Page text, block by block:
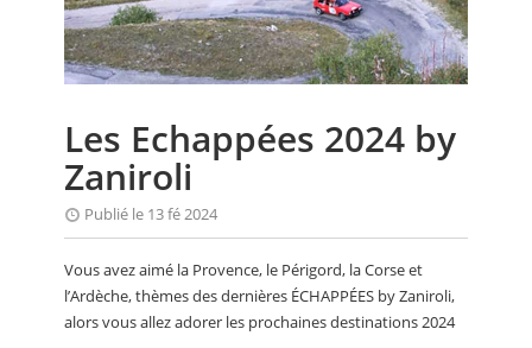
FOCUS
ANNUAIRES
PETITES ANNONCES
Les Echappées 2024 by
Zaniroli
Publié le 13 fé 2024
Vous avez aimé la Provence, le Périgord, la Corse et
l’Ardèche, thèmes des dernières ÉCHAPPÉES by Zaniroli,
alors vous allez adorer les prochaines destinations 2024